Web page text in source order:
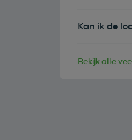
Kan ik de
Bekijk alle